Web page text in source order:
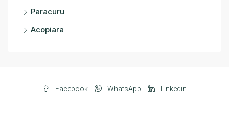
Paracuru
Acopiara
Facebook WhatsApp Linkedin